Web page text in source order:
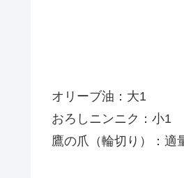
オリーブ油：大1
おろしニンニク：小1
鷹の爪（輪切り）：適